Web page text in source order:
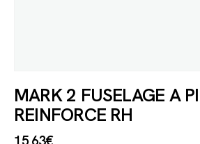
MARK 2 FUSELAGE A
REINFORCE RH